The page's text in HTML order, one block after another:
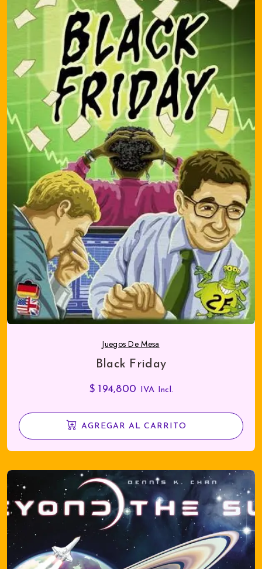
Juegos De Mesa
Black Friday
$194,800 IVA Incl.
AGREGAR AL CARRITO